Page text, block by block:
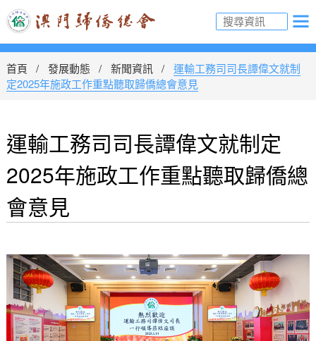
首頁 發展動態 新聞資訊
運輸工務司司長譚偉文就制
定2025年施政工作重點聽取歸僑總會意見
運輸工務司司長譚偉文就制定
2025年施政工作重點聽取歸僑總
會意見